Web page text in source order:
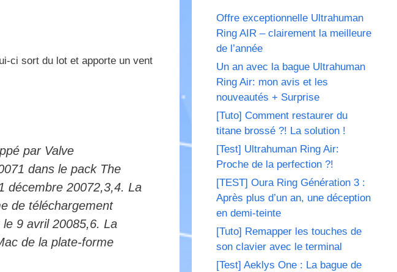
ci sort du lot et apporte un vent
par Valve
dans le pack The
décembre 20072,3,4. La
de téléchargement
9 avril 20085,6. La
de la plate-forme
Offre exceptionnelle Ultrahuman
Ring AIR – clairement la meilleure
de l’année
Un an avec la bague Ultrahuman
Ring Air: mon avis et les
nouveautés + Surprise
[Tuto] Comment restaurer du
titane brossé ?! La solution !
[Test] Ultrahuman Ring Air:
Proche de la perfection ?!
[TEST] Oura Ring Génération 3 :
Après plus d’un an, une déception
en demi-teinte
[Tuto] Remapper les touches de
son clavier avec le terminal
[Test] Aeklys One : La bague de